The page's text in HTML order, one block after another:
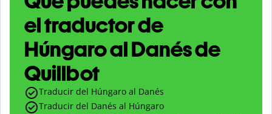
el traductor de
Húngaro al Danés de
Quillbot
Traducir del Húngaro al Danés
Traducir del Danés al Húngaro